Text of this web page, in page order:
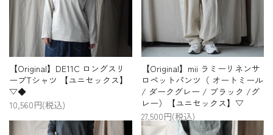
【Original】DE11C ロングスリ
ーブTシャツ 【ユニセックス】
▽◆
10,560円(税込)
【Original】mii ラミーリネンサ
ロペットパンツ（ オートミール
/ ダークグレー / ブラック /グ
レー）【ユニセックス】▽
27,500円(税込)